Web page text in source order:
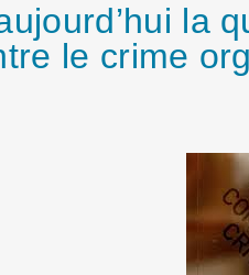
la
le crime